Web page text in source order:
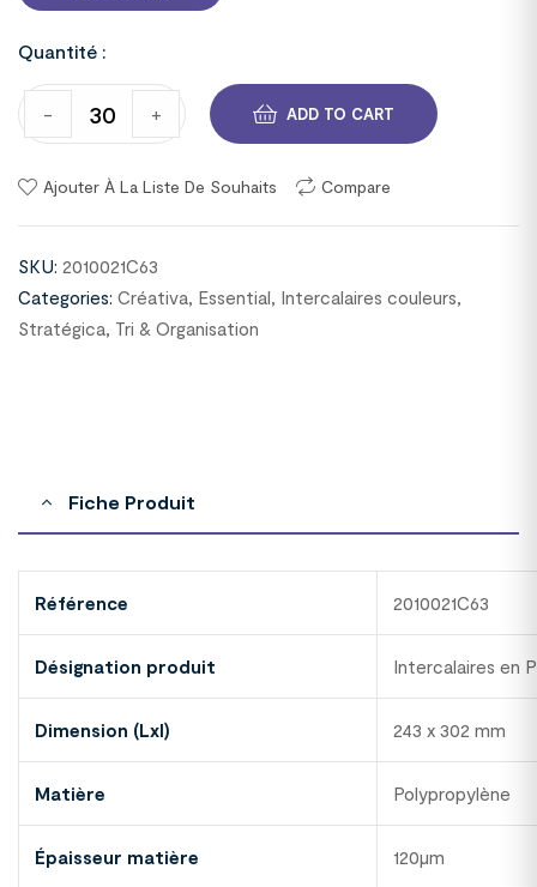
Quantité :
- + ADD TO CART
Ajouter À La Liste De Souhaits Compare
SKU: 2010021C63
Categories: Créativa, Essential, Intercalaires couleurs,
Stratégica, Tri & Organisation
Fiche Produit
Référence 2010021C63
Désignation produit Intercalaires en
Dimension (Lxl) 243 x 302 mm
Matière Polypropylène
Épaisseur matière 120µm